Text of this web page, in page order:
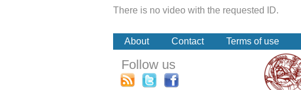
There is no video with the requested ID.
About Contact Terms of use
Follow us